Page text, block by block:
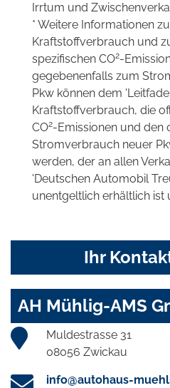
Irrtum und
* Weitere Informationen
Kraftstoffverbrauch und
spezifischen CO2-
gegebenenfalls zum
Pkw können dem
Kraftstoffverbrauch, die
CO2-Emissionen und den
Stromverbrauch neuer
werden, der an allen
'Deutschen Automobil
unentgeltlich erhältlich ist
Ihr
AH Mühlig-AMS
Muldestrasse 31
08056 Zwickau
info@autohaus-